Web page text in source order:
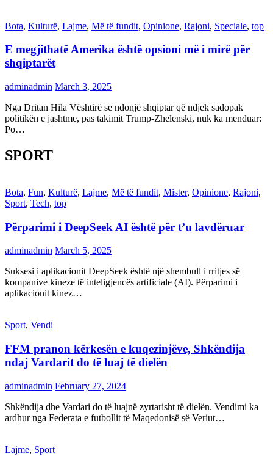
Bota, Kulturë, Lajme, Më të fundit, Opinione, Rajoni, Speciale, top
E megjithatë Amerika është opsioni më i mirë për
shqiptarët
adminadmin March 3, 2025
Nga Dritan Hila Vështirë se ndonjë shqiptar që ndjek sadopak
politikën e jashtme, pas takimit Trump-Zhelenski, nuk ka menduar:
Po…
SPORT
Bota, Fun, Kulturë, Lajme, Më të fundit, Mister, Opinione, Rajoni,
Sport, Tech, top
Përparimi i DeepSeek AI është për t’u lavdëruar
adminadmin March 5, 2025
Suksesi i aplikacionit DeepSeek është një shembull i rritjes së
kompanive kineze të inteligjencës artificiale (AI). Përparimi i
aplikacionit kinez…
Sport, Vendi
FFM pranon kërkesën e kuqezinjëve, Shkëndija
ndaj Vardarit do të luaj të dielën
adminadmin February 27, 2024
Shkëndija dhe Vardari do të luajnë zyrtarisht të dielën. Vendimi ka
ardhur nga Federata e futbollit të Maqedonisë së Veriut…
Lajme, Sport